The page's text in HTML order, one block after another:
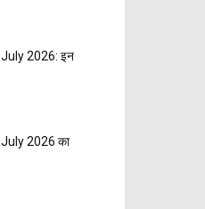
2026: इन
2026 का